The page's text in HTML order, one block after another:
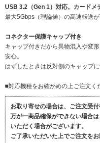
USB 3.2（Gen 1）対応。カードメ
最大5Gbps（理論値）の高速転送が
コネクター保護キャップ付き
キャップ付きだから異物混入や変
安心。
はずしたときは反対側のキャップ
■対応機種をお確かめの上ご注文く
お取り寄せの場合は、ご注文受
万が一商品確保ができない場合
いただく場合がございます。
ご了承いただいた上でご注文をお